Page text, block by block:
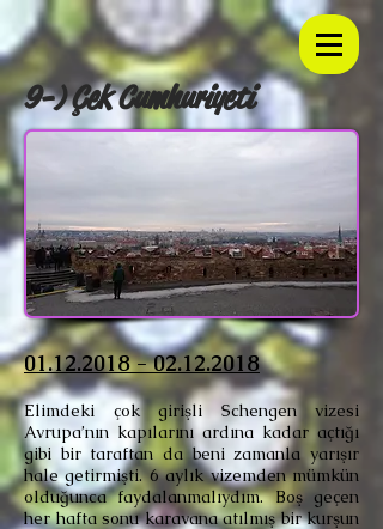
9-) Çek Cumhuriyeti
01.12.2018 - 02.12.2018
Elimdeki çok girişli Schengen vizesi
Avrupa’nın kapılarını ardına kadar açtığı
gibi bir taraftan da beni zamanla yarışır
hale getirmişti. 6 aylık vizemden mümkün
olduğunca faydalanmalıydım. Boş geçen
her hafta sonu karavana atılmış bir kurşun